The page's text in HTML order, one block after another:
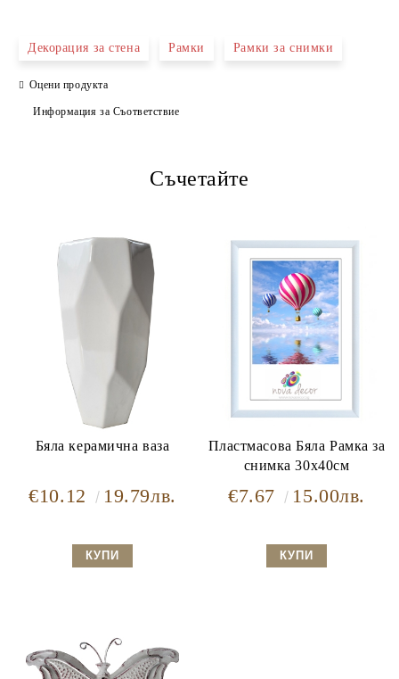
Ние ще се свържем с вас в рамките на работния ден.
Декорация за стена Рамки Рамки за снимки
Оцени продукта
Информация за Съответствие
Съчетайте
Бяла керамична ваза
€10.12 19.79лв.
Пластмасова Бяла Рамка за
снимка 30х40см
€7.67 15.00лв.